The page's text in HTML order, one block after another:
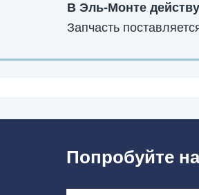
В Эль-Монте
Запчасть
Попробуйте